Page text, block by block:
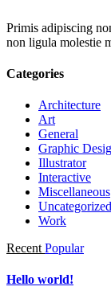
Primis adipiscing
non ligula molestie
Categories
Architecture
Art
General
Graphic
Illustrator
Interactive
Miscellaneous
Uncategorized
Work
Recent Popular
Hello world!